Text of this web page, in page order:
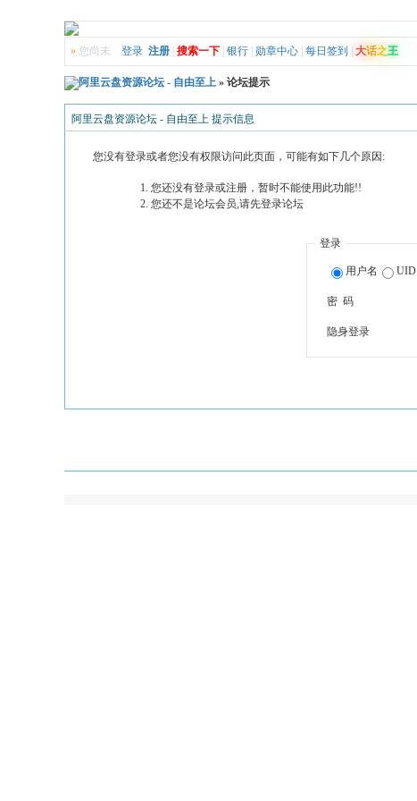
» 您尚未 登录 注册 搜索一下 银行 勋章中心 每日签到 大话之王
阿里云盘资源论坛 - 自由至上 » 论坛提示
阿里云盘资源论坛 - 自由至上 提示信息
您没有登录或者您没有权限访问此页面，可能有如下几个原因:
您还没有登录或注册，暂时不能使用此功能!!
您还不是论坛会员,请先登录论坛
登录
用户名 UID
密 码
隐身登录